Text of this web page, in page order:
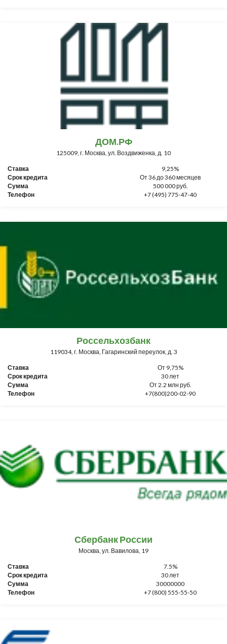
ДОМ.РФ
125009, г. Москва, ул. Воздвиженка, д. 10
Ставка
9,25%
Срок кредита
От 36 до 360 месяцев
Сумма
500 000 руб.
Телефон
+7 (495) 775-47-40
Россельхозбанк
119034, г. Москва, Гагаринский переулок, д. 3
Ставка
От 9,75%
Срок кредита
30 лет
Сумма
От 2.2 млн руб.
Телефон
+7(800)200-02-90
Сбербанк России
Москва, ул. Вавилова, 19
Ставка
7.5%
Срок кредита
30 лет
Сумма
30000000
Телефон
+7 (800) 555-55-50